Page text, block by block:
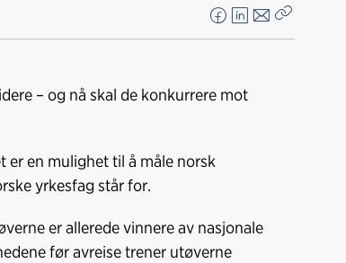
F
e
o
L
k
E
– og nå skal de konkurrere mot
er en mulighet til å måle norsk
yrkesfag står for.
er allerede vinnere av nasjonale
før avreise trener utøverne